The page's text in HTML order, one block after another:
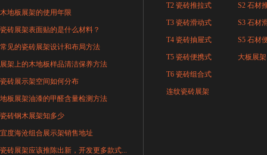
木地板展架的使用年限
瓷砖展架表面贴的是什么材料？
常见的瓷砖展架设计和布局方法
展架上的木地板样品清洁保养方法
瓷砖展示架空间如何分布
地板展架油漆的甲醛含量检测方法
瓷砖钢木展架知多少
宜度海沧组合展示架销售地址
瓷砖展架应该推陈出新，开发更多款式...
T2 瓷砖推拉式
T3 瓷砖滑动式
T4 瓷砖抽屉式
T5 瓷砖便携式
T6 瓷砖组合式
连纹瓷砖展架
S2 石材
S3 石材
S5 石材
大板展架